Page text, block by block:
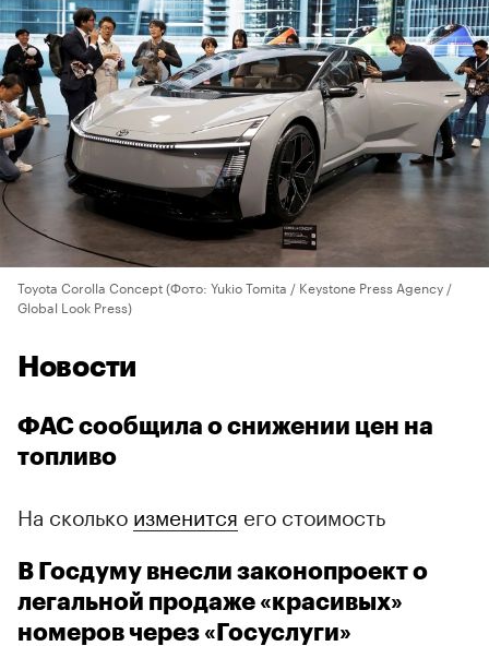
Toyota Corolla Concept(Фото: Yukio Tomita / Keystone Press Agency /
Global Look Press)
Новости
ФАС сообщила о снижении цен на
топливо
На сколько изменится его стоимость
В Госдуму внесли законопроект о
легальной продаже «красивых»
номеров через «Госуслуги»